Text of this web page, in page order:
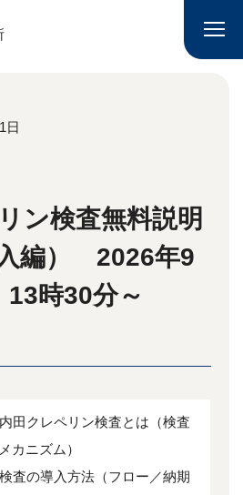
日
ン検査無料説明
編） 2026年9
13時30分～
田クレペリン検査とは（検査
カニズム）
査の導入方法（フロー／納期